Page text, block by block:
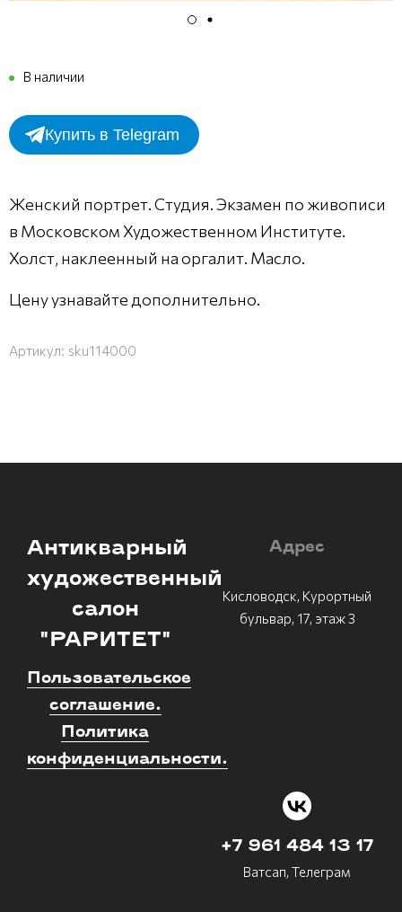
В наличии
Купить в Telegram
Женский портрет. Студия. Экзамен по живописи
в Московском Художественном Институте.
Холст, наклеенный на оргалит. Масло.
Цену узнавайте дополнительно.
Артикул: sku114000
Антикварный
художественный
салон
"РАРИТЕТ"
Пользовательское
соглашение.
Политика
конфиденциальности.
Адрес
Кисловодск, Курортный
бульвар, 17, этаж 3
+7 961 484 13 17
Ватсап, Телеграм